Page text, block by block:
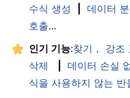
수식 생성
데이터
호출…
인기 기능:찾기， 강조
삭제
데이터 손실
식을 사용하지 않는 반